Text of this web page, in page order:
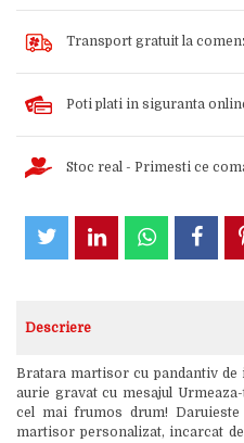
Transport gratuit la
Poti plati in siguranta
Stoc real - Primesti ce
Descriere
Bratara martisor cu pandantiv
aurie gravat cu mesajul
cel mai frumos drum!
martisor personalizat, incarcat